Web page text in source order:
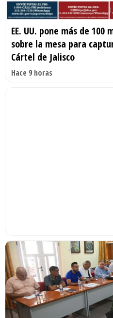
EE. UU. pone más de
sobre la mesa para
Cártel de Jalisco
Hace 9 horas